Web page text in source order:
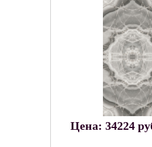
Цена: 34224